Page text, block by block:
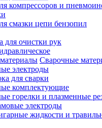
компрессоров и
смазки цепи бензопил
для очистки рук
Сварочные
электроды
для сварки
комплектующие
горелки и плазменные
электроды
жидкости и